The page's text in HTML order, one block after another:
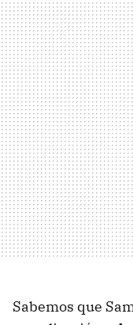
Sabemos que